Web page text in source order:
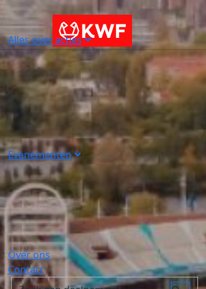
Alles over acties
Evenementen
Over ons
Contact